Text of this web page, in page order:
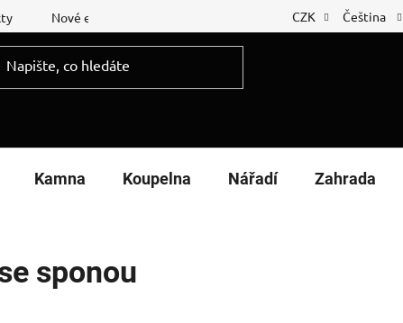
Nové energetické štítky Reklamační list Nákup
CZK Čeština
Kamna Koupelna Nářadí Zahrada
sponou